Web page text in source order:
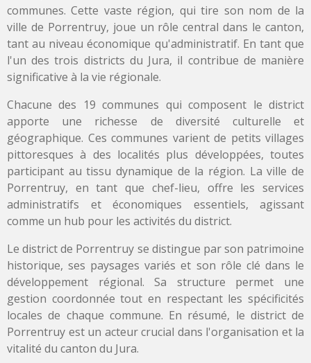
communes. Cette vaste région, qui tire son nom de la
ville de Porrentruy, joue un rôle central dans le canton,
tant au niveau économique qu'administratif. En tant que
l'un des trois districts du Jura, il contribue de manière
significative à la vie régionale.
Chacune des 19 communes qui composent le district
apporte une richesse de diversité culturelle et
géographique. Ces communes varient de petits villages
pittoresques à des localités plus développées, toutes
participant au tissu dynamique de la région. La ville de
Porrentruy, en tant que chef-lieu, offre les services
administratifs et économiques essentiels, agissant
comme un hub pour les activités du district.
Le district de Porrentruy se distingue par son patrimoine
historique, ses paysages variés et son rôle clé dans le
développement régional. Sa structure permet une
gestion coordonnée tout en respectant les spécificités
locales de chaque commune. En résumé, le district de
Porrentruy est un acteur crucial dans l'organisation et la
vitalité du canton du Jura.